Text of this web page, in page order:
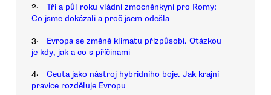
2.
Tři a půl roku vládní zmocněnkyní pro Romy:
Co jsme dokázali a proč jsem odešla
3.
Evropa se změně klimatu přizpůsobí. Otázkou
je kdy, jak a co s příčinami
4.
Ceuta jako nástroj hybridního boje. Jak krajní
pravice rozděluje Evropu